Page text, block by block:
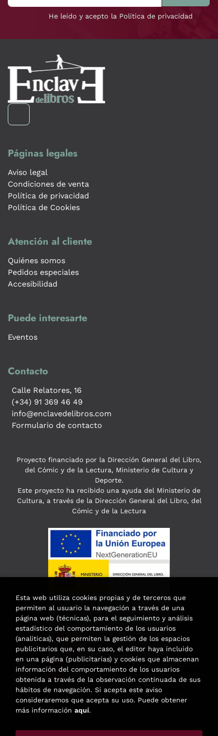
He leído y acepto la Política de privacidad
Páginas legales
Aviso legal
Condiciones de venta
Política de privacidad
Política de Cookies
Atención al cliente
Quiénes somos
Pedidos especiales
Accesibilidad
Puede interesarte
Eventos
Contacto
Calle Relatores, 16
(+34) 91 369 46 49
info@enclavedelibros.com
Formulario de contacto
Proyecto financiado por la Dirección General del Libro,
del Cómic y de la Lectura, Ministerio de Cultura y
Deporte.
Este proyecto ha recibido una ayuda del Ministerio de
Cultura, a través de la Dirección General del Libro, del
Cómic y de la Lectura
Esta actividad ha recibido una ayuda
para la modernización de las librerías de
la Comunidad de Madrid
correspondiente al año 2025.
Esta web utiliza cookies propias y de terceros que
permiten al usuario la navegación a través de una
página web (técnicas), para el seguimiento y análisis
estadístico del comportamiento de los usuarios
(analíticas), que permiten la gestión de los espacios
publicitarios que, en su caso, el editor haya incluido
en una página (publicitarias) y cookies que almacenan
información del comportamiento de los usuarios
obtenida a través de la observación continuada de sus
hábitos de navegación. Si acepta este aviso
consideraremos que acepta su uso. Puede obtener
más información aquí.